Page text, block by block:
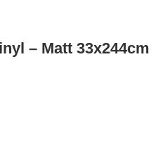
– Matt 33x244cm